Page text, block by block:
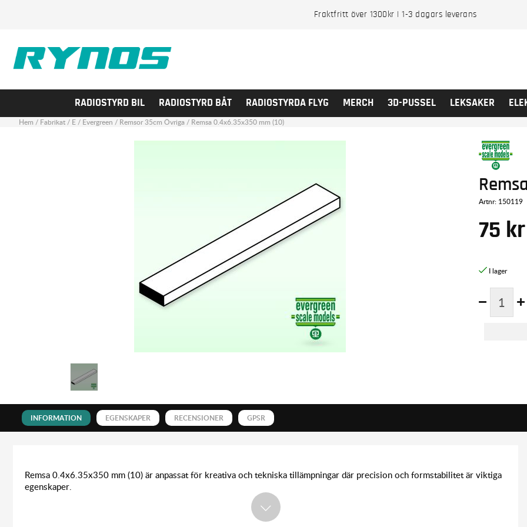
Fraktfritt över 1300kr | 1-3 dagars leverans
RADIOSTYRD BIL RADIOSTYRD BÅT RADIOSTYRDA FLYG MERCH 3D-PUSSEL LEKSAKER
Hem / Fabrikat/ E/ Evergreen / Remsor 35cm Övriga/ Remsa 0.4x6.35x350 mm (10)
Artnr: 150119
75 kr
INFORMATION EGENSKAPER RECENSIONER GPSR
Remsa 0.4x6.35x350 mm (10) är anpassat för kreativa och tekniska tillämpningar där precision och formstabilitet är viktiga
egenskaper.